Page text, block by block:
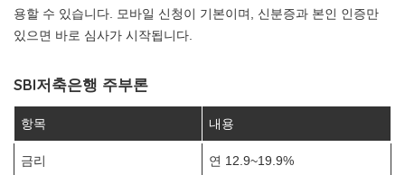
용할 수 있습니다. 모바일 신청이 기본이며, 신분증과 본인 인증만
있으면 바로 심사가 시작됩니다.
SBI저축은행 주부론
항목 내용
금리 연 12.9~19.9%